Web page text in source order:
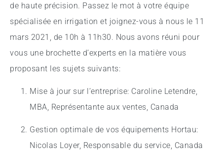
de haute précision. Passez le mot à votre équipe
spécialisée en irrigation et joignez-vous à nous le 11
mars 2021, de 10h à 11h30. Nous avons réuni pour
vous une brochette d’experts en la matière vous
proposant les sujets suivants:
Mise à jour sur l’entreprise: Caroline Letendre,
MBA, Représentante aux ventes, Canada
Gestion optimale de vos équipements Hortau:
Nicolas Loyer, Responsable du service, Canada